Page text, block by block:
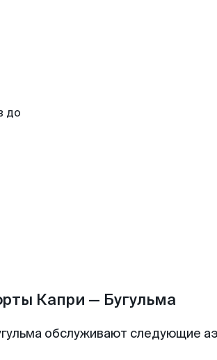
до
Капри — Бугульма
обслуживают следующие